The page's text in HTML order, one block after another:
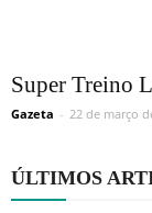
Super Treino
Gazeta - 22 de março
ÚLTIMOS